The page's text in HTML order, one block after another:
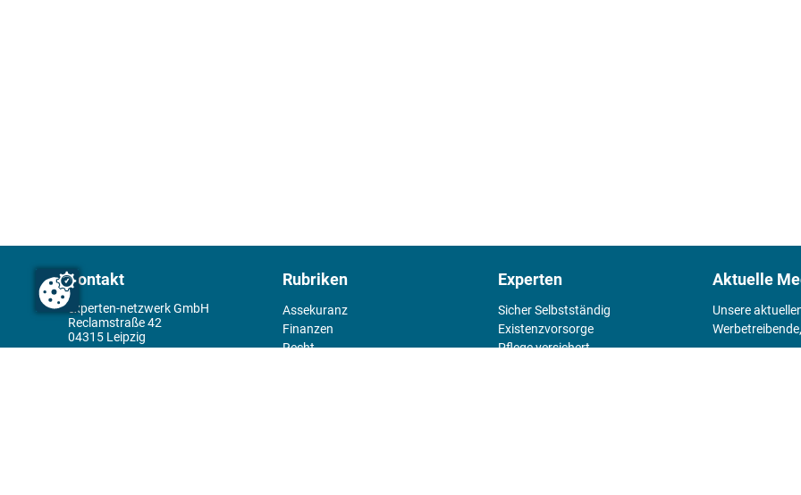
Kontakt
experten-netzwerk GmbH
Reclamstraße 42
04315 Leipzig
Rubriken
Assekuranz
Finanzen
Recht
Experten
Sicher Selbstständig
Existenz­vorsorge
Pflege versichert
Aktuelle
Unsere